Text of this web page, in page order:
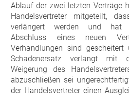
Ablauf der zwei letzten Verträge
Handelsvertreter mitgeteilt,
verlängert werden und hat
Abschluss eines neuen
Verhandlungen sind
Schadenersatz verlangt mit
Weigerung des
abzuschließen sei
der Handelsvertreter einen